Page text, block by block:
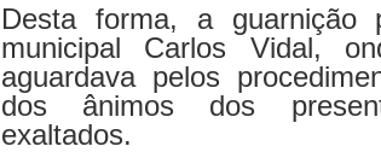
Desta forma, a guarnição
municipal Carlos Vidal,
aguardava pelos
dos ânimos dos
exaltados.